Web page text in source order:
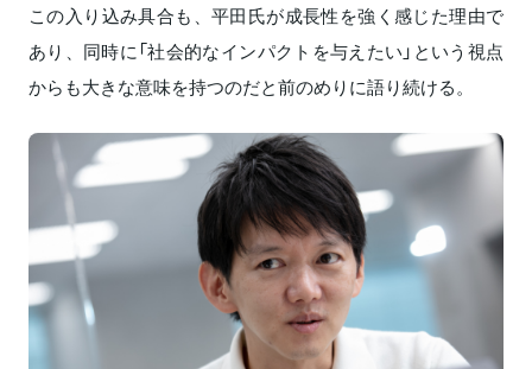
この入り込み具合も、平田氏が成長性を強く感じた理由で
あり、同時に「社会的なインパクトを与えたい」という視点
からも大きな意味を持つのだと前のめりに語り続ける。